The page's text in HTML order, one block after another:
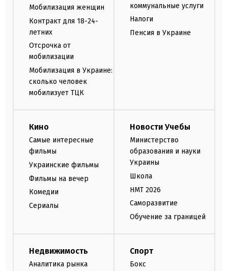
Мобилизация женщин
Контракт для 18-24-
летних
Отсрочка от
мобилизации
Мобилизация в Украине:
сколько человек
мобилизует ТЦК
коммунальные услуги
Налоги
Пенсия в Украине
Кино
Самые интересные
фильмы
Украинские фильмы
Фильмы на вечер
Комедии
Сериалы
Новости Учебы
Министерство
образования и науки
Украины
Школа
НМТ 2026
Саморазвитие
Обучение за границей
Недвижимость
Аналитика рынка
Спорт
Бокс